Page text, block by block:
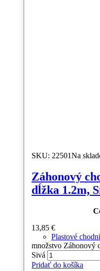
SKU: 22501Na
Záhonový
dĺžka 1.2m,
13,85 €
Plastové
množstvo Záhonový
Sivá
Pridať do košíka